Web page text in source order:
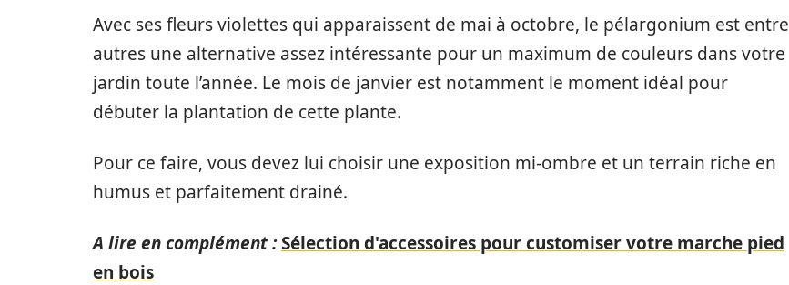
Avec ses fleurs violettes qui apparaissent de mai à octobre, le pélargonium est entre
autres une alternative assez intéressante pour un maximum de couleurs dans votre
jardin toute l’année. Le mois de janvier est notamment le moment idéal pour
débuter la plantation de cette plante.
Pour ce faire, vous devez lui choisir une exposition mi-ombre et un terrain riche en
humus et parfaitement drainé.
A lire en complément :Sélection d'accessoires pour customiser votre marche pied
en bois